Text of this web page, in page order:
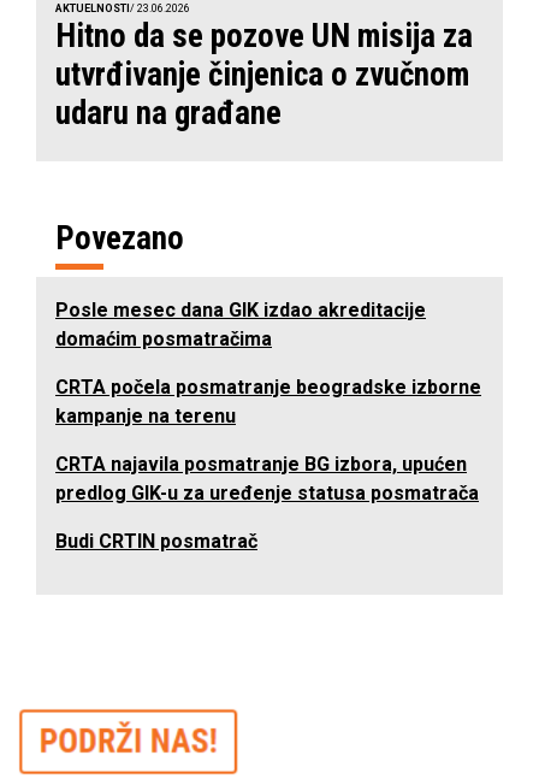
AKTUELNOSTI / 23.06.2026
Hitno da se pozove UN misija za
utvrđivanje činjenica o zvučnom
udaru na građane
Povezano
Posle mesec dana GIK izdao akreditacije
domaćim posmatračima
CRTA počela posmatranje beogradske izborne
kampanje na terenu
CRTA najavila posmatranje BG izbora, upućen
predlog GIK-u za uređenje statusa posmatrača
Budi CRTIN posmatrač